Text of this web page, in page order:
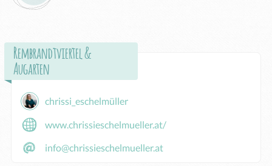
Rembrandtviertel &
Augarten
chrissi_eschelmüller
www.chrissieschelmueller.at/
info@chrissieschelmueller.at